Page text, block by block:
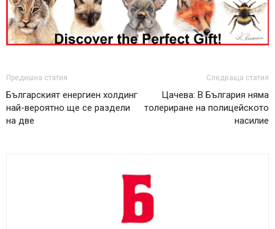
Предишна статия
Българският енергиен холдинг
най-вероятно ще се раздели
на две
Следваща статия
Цачева: В България няма
толериране на полицейското
насилие